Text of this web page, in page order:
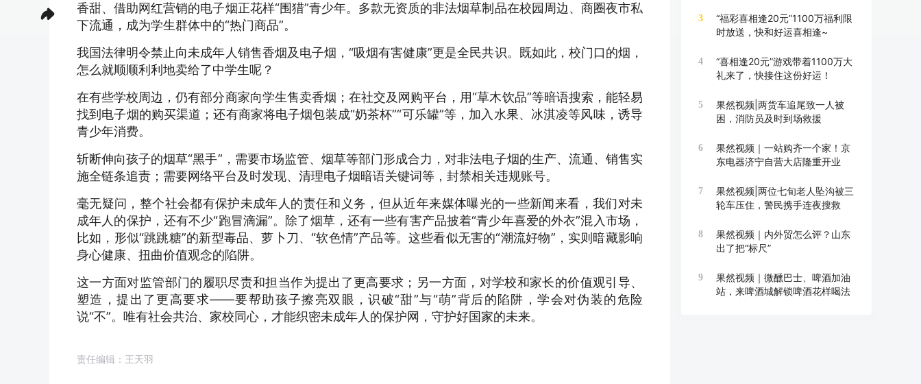
香甜、借助网红营销的电子烟正花样“围猎”青少年。多款无资质的非法烟草制品在校园周边、商圈夜市私
下流通，成为学生群体中的“热门商品”。
我国法律明令禁止向未成年人销售香烟及电子烟，“吸烟有害健康”更是全民共识。既如此，校门口的烟，
怎么就顺顺利利地卖给了中学生呢？
在有些学校周边，仍有部分商家向学生售卖香烟；在社交及网购平台，用“草木饮品”等暗语搜索，能轻易
找到电子烟的购买渠道；还有商家将电子烟包装成“奶茶杯”“可乐罐”等，加入水果、冰淇凌等风味，诱导
青少年消费。
斩断伸向孩子的烟草“黑手”，需要市场监管、烟草等部门形成合力，对非法电子烟的生产、流通、销售实
施全链条追责；需要网络平台及时发现、清理电子烟暗语关键词等，封禁相关违规账号。
毫无疑问，整个社会都有保护未成年人的责任和义务，但从近年来媒体曝光的一些新闻来看，我们对未
成年人的保护，还有不少“跑冒滴漏”。除了烟草，还有一些有害产品披着“青少年喜爱的外衣”混入市场，
比如，形似“跳跳糖”的新型毒品、萝卜刀、“软色情”产品等。这些看似无害的“潮流好物”，实则暗藏影响
身心健康、扭曲价值观念的陷阱。
这一方面对监管部门的履职尽责和担当作为提出了更高要求；另一方面，对学校和家长的价值观引导、
塑造，提出了更高要求——要帮助孩子擦亮双眼，识破“甜”与“萌”背后的陷阱，学会对伪装的危险
说“不”。唯有社会共治、家校同心，才能织密未成年人的保护网，守护好国家的未来。
责任编辑：王天羽
3
“福彩喜相逢20元”1100万福利限
时放送，快和好运喜相逢~
4
“喜相逢20元”游戏带着1100万大
礼来了，快接住这份好运！
5
果然视频|两货车追尾致一人被
困，消防员及时到场救援
6
果然视频｜一站购齐一个家！京
东电器济宁自营大店隆重开业
7
果然视频|两位七旬老人坠沟被三
轮车压住，警民携手连夜搜救
8
果然视频｜内外贸怎么评？山东
出了把“标尺”
9
果然视频｜微醺巴士、啤酒加油
站，来啤酒城解锁啤酒花样喝法